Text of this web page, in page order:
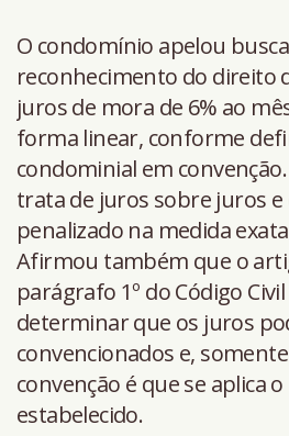
O condomínio apelou
reconhecimento do direito
juros de mora de 6% ao
forma linear, conforme
condominial em
trata de juros sobre juros
penalizado na medida
Afirmou também que o
parágrafo 1º do Código
determinar que os juros
convencionados e,
convenção é que se aplica
estabelecido.